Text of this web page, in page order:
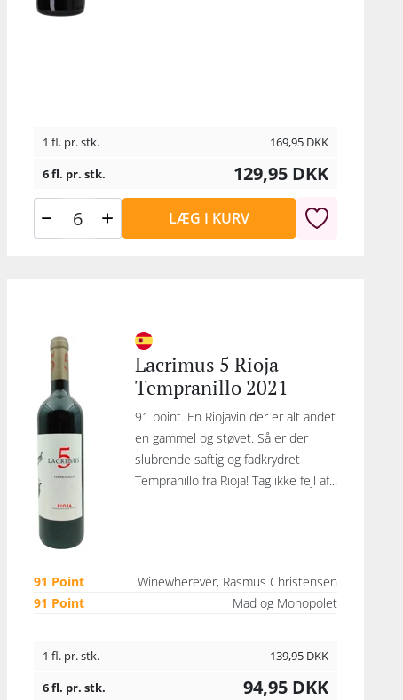
1 fl. pr. stk. 169,95 DKK
6 fl. pr. stk.
129,95 DKK
LÆG I KURV
Lacrimus 5 Rioja
Tempranillo 2021
91 point. En Riojavin der er alt andet
en gammel og støvet. Så er der
slubrende saftig og fadkrydret
Tempranillo fra Rioja! Tag ikke fejl af...
91 Point
Winewherever, Rasmus Christensen
91 Point
Mad og Monopolet
1 fl. pr. stk. 139,95 DKK
6 fl. pr. stk.
94,95 DKK